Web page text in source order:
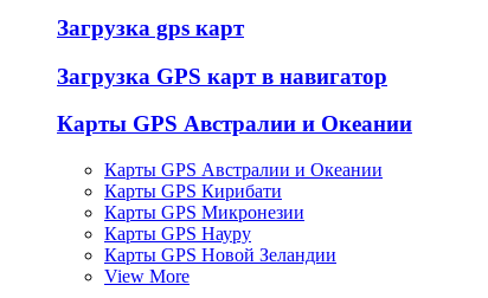
Загрузка gps карт
Загрузка GPS карт в навигатор
Карты GPS Австралии и Океании
Карты GPS Австралии и Океании
Карты GPS Кирибати
Карты GPS Микронезии
Карты GPS Науру
Карты GPS Новой Зеландии
View More